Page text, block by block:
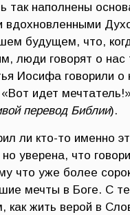
наполнены
вдохновленными
будущем, что,
люди говорят о нас
Иосифа говорили о
идет
перевод Библии).
ли кто-то именно
уверена, что
что уже более
мечты в Боге. С
как жить верой в